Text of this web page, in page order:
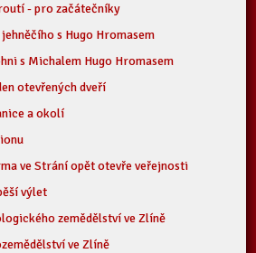
- pro začátečníky
s Hugo Hromasem
s Michalem Hugo Hromasem
otevřených dveří
a okolí
ve Strání opět otevře veřejnosti
výlet
zemědělství ve Zlíně
ve Zlíně